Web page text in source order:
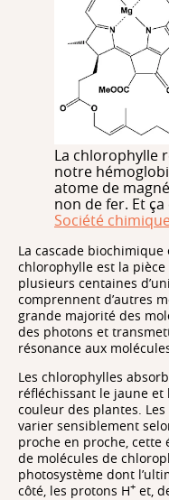
La chlorophylle
notre
atome de
non de fer. Et
Société
La cascade
chlorophylle est la
plusieurs centaines
comprennent d’autres
grande majorité des
des photons et
résonance aux
Les chlorophylles
réfléchissant le jaune et
couleur des plantes.
varier sensiblement
proche en proche, cette
de molécules de
photosystème dont
côté, les protons H+ et,